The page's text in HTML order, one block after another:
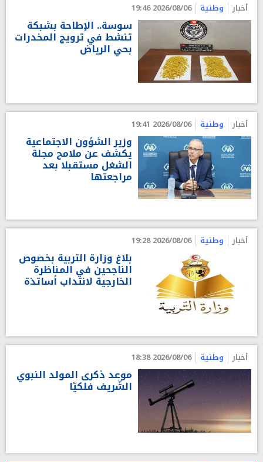
أخبار وطنية 2026/08/06 19:46
سوسة.. الإطاحة بشبكة
تنشط في ترويج المخدرات
بحي الرياض
أخبار وطنية 2026/08/06 19:41
وزير الشؤون الاجتماعية
يكشف عن ملامح مجلة
الشغل مستقبلا بعد
مراجعتها
أخبار وطنية 2026/08/06 19:28
بلاغ وزارة التربية بخصوص
الناجحين في المناظرة
الخارجية لانتداب أساتذة
أخبار وطنية 2026/08/06 18:38
موعد ذكرى المولد النبوي
الشّريف فلكيّا